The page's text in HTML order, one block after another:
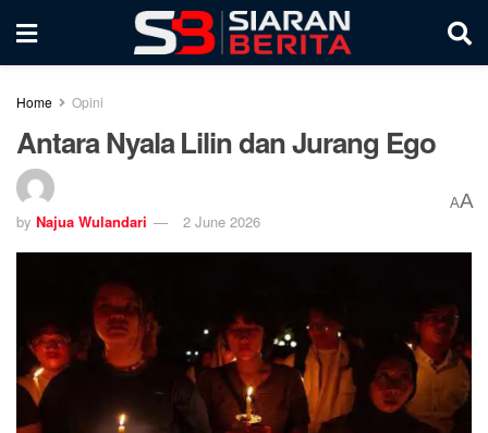
Home Opini
Antara Nyala Lilin dan Jurang Ego
by Najua Wulandari 2 June 2026
AA